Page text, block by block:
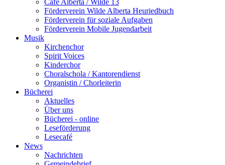
Cafe Alberta / Wilde 13
Förderverein Wilde Alberta Heuriedbuch
Förderverein für soziale Aufgaben
Förderverein Mobile Jugendarbeit
Musik
Kirchenchor
Spirit Voices
Kinderchor
Choralschola / Kantorendienst
Organistin / Chorleiterin
Bücherei
Aktuelles
Über uns
Bücherei - online
Leseförderung
Lesecafé
News
Nachrichten